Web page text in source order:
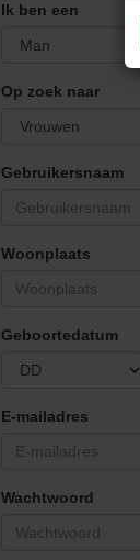
Ik ben een
Op zoek naar
Gebruikersnaam
Woonplaats
Geboortedatum
E-mailadres
Wachtwoord